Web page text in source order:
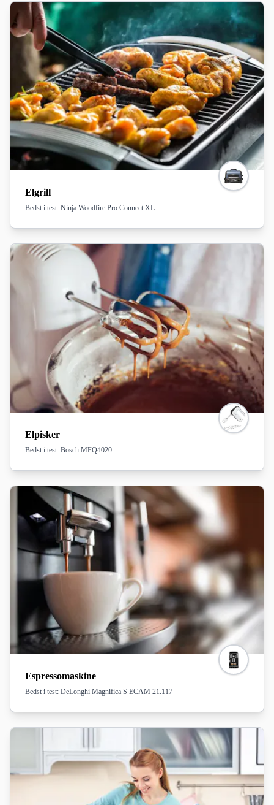
Elgrill
Bedst i test: Ninja Woodfire Pro Connect XL
Elpisker
Bedst i test: Bosch MFQ4020
Espressomaskine
Bedst i test: DeLonghi Magnifica S ECAM 21.117